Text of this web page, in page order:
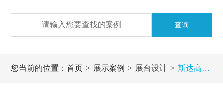
查询
您当前的位置：首页 展示案例 展台设计 斯达高展台设计